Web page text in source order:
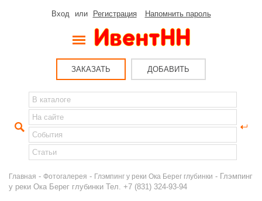
Вход или Регистрация Напомнить пароль
ЗАКАЗАТЬ ДОБАВИТЬ
Главная - Фотогалерея - Глэмпинг у реки Ока Берег глубинки - Глэмпинг
у реки Ока Берег глубинки Тел. +7 (831) 324-93-94